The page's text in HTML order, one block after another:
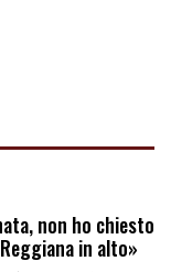
non ho chiesto
in alto»